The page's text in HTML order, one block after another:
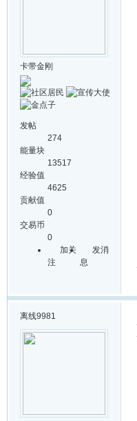
卡带金刚
发帖
274
能量块
13517
经验值
4625
贡献值
0
交易币
0
加关
注
发消
息
离线9981